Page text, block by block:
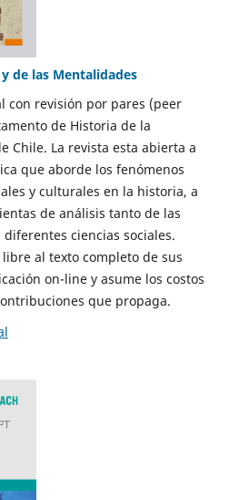
de las Mentalidades
con revisión por pares (peer
de Historia de la
Chile. La revista esta abierta a
que aborde los fenómenos
y culturales en la historia, a
de análisis tanto de las
ciencias sociales.
al texto completo de sus
on-line y asume los costos
que propaga.